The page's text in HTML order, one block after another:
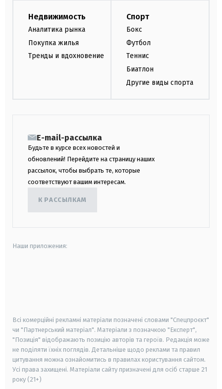
Недвижимость
Аналитика рынка
Покупка жилья
Тренды и вдохновение
Спорт
Бокс
Футбол
Теннис
Биатлон
Другие виды спорта
E-mail-рассылка
Будьте в курсе всех новостей и
обновлений! Перейдите на страницу наших
рассылок, чтобы выбрать те, которые
соответствуют вашим интересам.
К РАССЫЛКАМ
Наши приложения:
Всі комерційні рекламні матеріали позначені словами "Спецпроєкт"
чи "Партнерський матеріал". Матеріали з позначкою "Експерт",
"Позиція" відображають позицію авторів та героїв. Редакція може
не поділяти їхніх поглядів. Детальніше щодо реклами та правил
цитування можна ознайомитись в правилах користування сайтом.
Усі права захищені. Матеріали сайту призначені для осіб старше 21
року (21+)